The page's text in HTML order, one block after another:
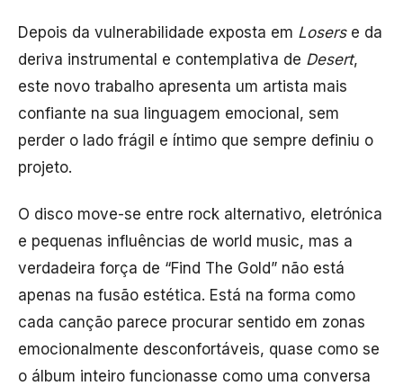
Depois da vulnerabilidade exposta em Loserse da
deriva instrumental e contemplativa de Desert,
este novo trabalho apresenta um artista mais
confiante na sua linguagem emocional, sem
perder o lado frágil e íntimo que sempre definiu o
projeto.
O disco move-se entre rock alternativo, eletrónica
e pequenas influências de world music, mas a
verdadeira força de “Find The Gold” não está
apenas na fusão estética. Está na forma como
cada canção parece procurar sentido em zonas
emocionalmente desconfortáveis, quase como se
o álbum inteiro funcionasse como uma conversa